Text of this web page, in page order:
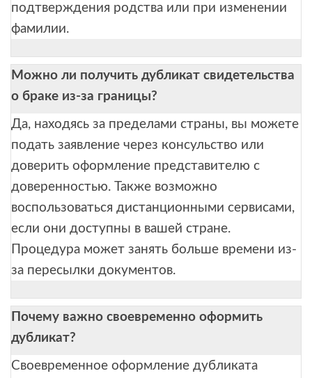
подтверждения родства или при изменении
фамилии.
Можно ли получить дубликат свидетельства
о браке из-за границы?
Да, находясь за пределами страны, вы можете
подать заявление через консульство или
доверить оформление представителю с
доверенностью. Также возможно
воспользоваться дистанционными сервисами,
если они доступны в вашей стране.
Процедура может занять больше времени из-
за пересылки документов.
Почему важно своевременно оформить
дубликат?
Своевременное оформление дубликата